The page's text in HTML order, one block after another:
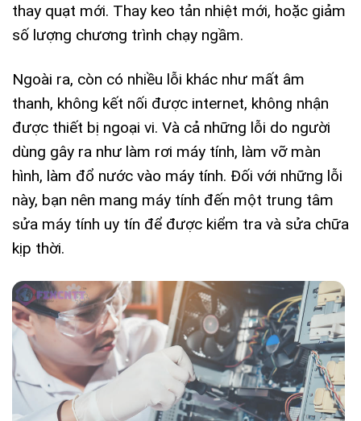
thay quạt mới. Thay keo tản nhiệt mới, hoặc giảm
số lượng chương trình chạy ngầm.
Ngoài ra, còn có nhiều lỗi khác như mất âm
thanh, không kết nối được internet, không nhận
được thiết bị ngoại vi. Và cả những lỗi do người
dùng gây ra như làm rơi máy tính, làm vỡ màn
hình, làm đổ nước vào máy tính. Đối với những lỗi
này, bạn nên mang máy tính đến một trung tâm
sửa máy tính uy tín để được kiểm tra và sửa chữa
kịp thời.